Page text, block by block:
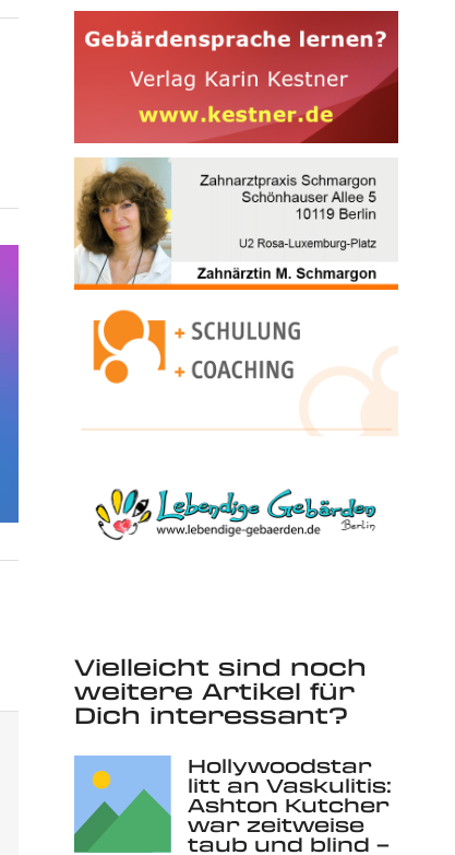
Vielleicht sind noch
weitere Artikel für
Dich interessant?
Hollywoodstar
litt an Vaskulitis:
Ashton Kutcher
war zeitweise
taub und blind –